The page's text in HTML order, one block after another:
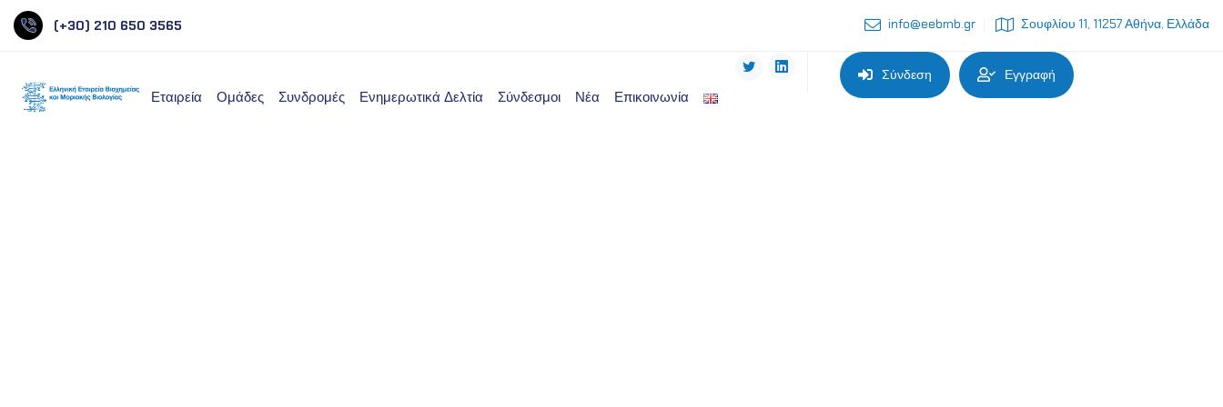
(+30) 210 650 3565 info@eebmb.gr Σουφλίου 11, 11257 Αθήνα, Ελλάδα
Εταιρεία Ομάδες Συνδρομές Ενημερωτικά Δελτία Σύνδεσμοι Νέα Επικοινωνία
Σύνδεση Εγγραφή